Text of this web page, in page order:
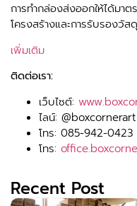
การทำกล่องส่งออกให้ได้มา
โครงสร้างและการรับรองวัสดุ
เพิ่มเติม
ติดต่อเรา:
เว็บไซต์:
ไลน์: @boxcornerart
โทร: 085-942-0423
โทร:
Recent Post